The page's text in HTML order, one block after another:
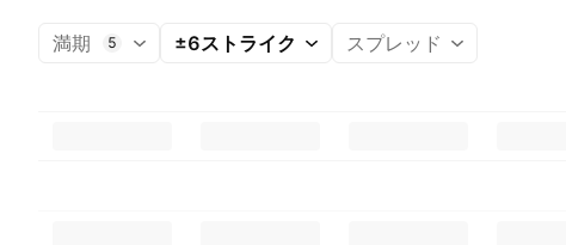
満期 5 ±6ストライク スプレッド